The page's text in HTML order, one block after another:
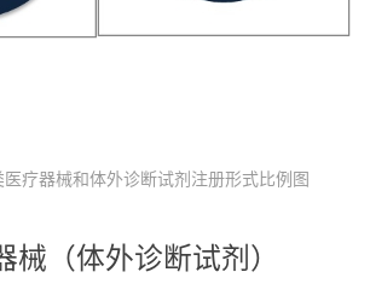
医疗器械和体外诊断试剂注册形式比例图
械（体外诊断试剂）